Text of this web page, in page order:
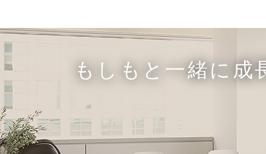
もしもと一緒に成